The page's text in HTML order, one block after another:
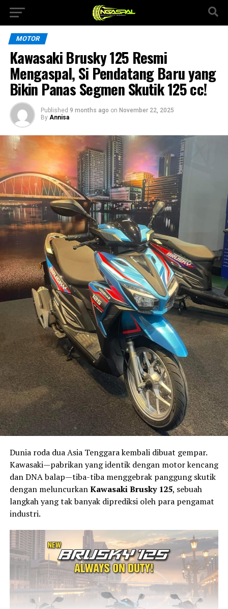
MOTOR
Kawasaki Brusky 125 Resmi
Mengaspal, Si Pendatang Baru yang
Bikin Panas Segmen Skutik 125 cc!
Published 9 months ago on November 22, 2025
By Annisa
Dunia roda dua Asia Tenggara kembali dibuat gempar.
Kawasaki—pabrikan yang identik dengan motor kencang
dan DNA balap—tiba-tiba menggebrak panggung skutik
dengan meluncurkanKawasaki Brusky 125, sebuah
langkah yang tak banyak diprediksi oleh para pengamat
industri.